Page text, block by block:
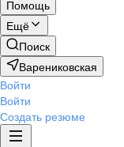
Помощь
Ещё
Поиск
Варениковская
Войти
Войти
Создать резюме